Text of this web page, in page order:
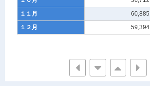
１１月
60,885
１２月
59,394